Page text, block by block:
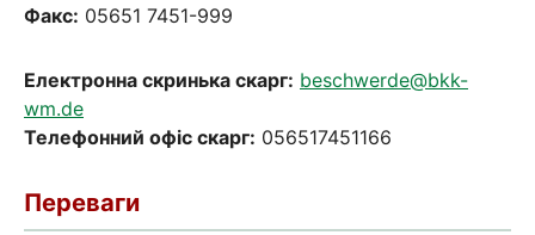
Факс: 05651 7451-999
Електронна скринька скарг: beschwerde@bkk-
wm.de
Телефонний офіс скарг: 056517451166
Переваги